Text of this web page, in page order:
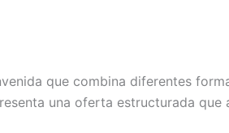
que combina diferentes
una oferta estructurada